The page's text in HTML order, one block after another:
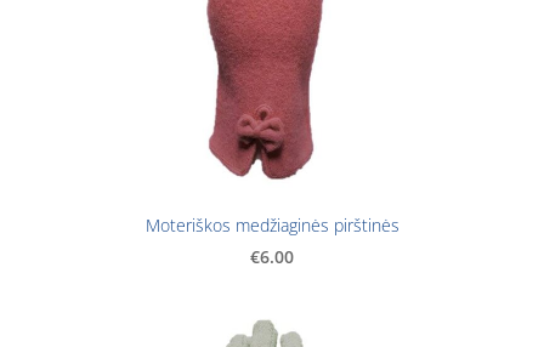
Moteriškos medžiaginės pirštinės
€6.00